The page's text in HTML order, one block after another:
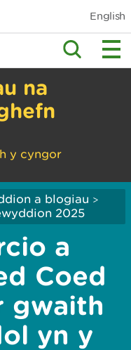
English
na
y cyngor
a blogiau >
2025
a
Coed
gwaith
yn y